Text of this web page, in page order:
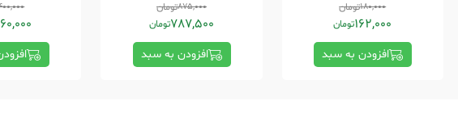
180,000تومان
162,000تومان
افزودن به سبد
875,000تومان
787,500تومان
افزودن به سبد